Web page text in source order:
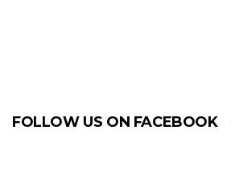
FOLLOW US ON FACEBOOK